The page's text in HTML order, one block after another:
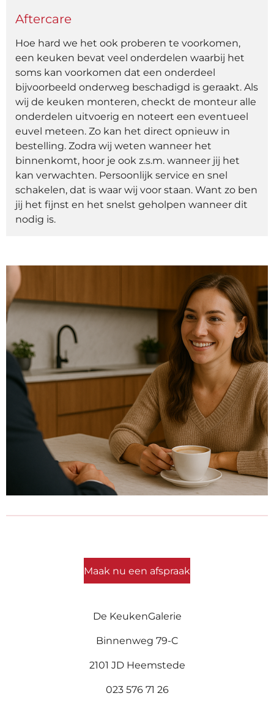
Aftercare
Hoe hard we het ook proberen te voorkomen,
een keuken bevat veel onderdelen waarbij het
soms kan voorkomen dat een onderdeel
bijvoorbeeld onderweg beschadigd is geraakt. Als
wij de keuken monteren, checkt de monteur alle
onderdelen uitvoerig en noteert een eventueel
euvel meteen. Zo kan het direct opnieuw in
bestelling. Zodra wij weten wanneer het
binnenkomt, hoor je ook z.s.m. wanneer jij het
kan verwachten. Persoonlijk service en snel
schakelen, dat is waar wij voor staan. Want zo ben
jij het fijnst en het snelst geholpen wanneer dit
nodig is.
Maak nu een afspraak
De KeukenGalerie
Binnenweg 79-C
2101 JD Heemstede
023 576 71 26